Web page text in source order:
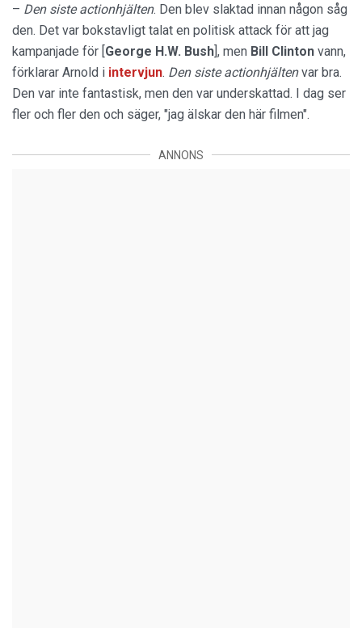
– Den siste actionhjälten. Den blev slaktad innan någon såg
den. Det var bokstavligt talat en politisk attack för att jag
kampanjade för [George H.W. Bush], men Bill Clinton vann,
förklarar Arnold i intervjun. Den siste actionhjältenvar bra.
Den var inte fantastisk, men den var underskattad. I dag ser
fler och fler den och säger, "jag älskar den här filmen".
ANNONS